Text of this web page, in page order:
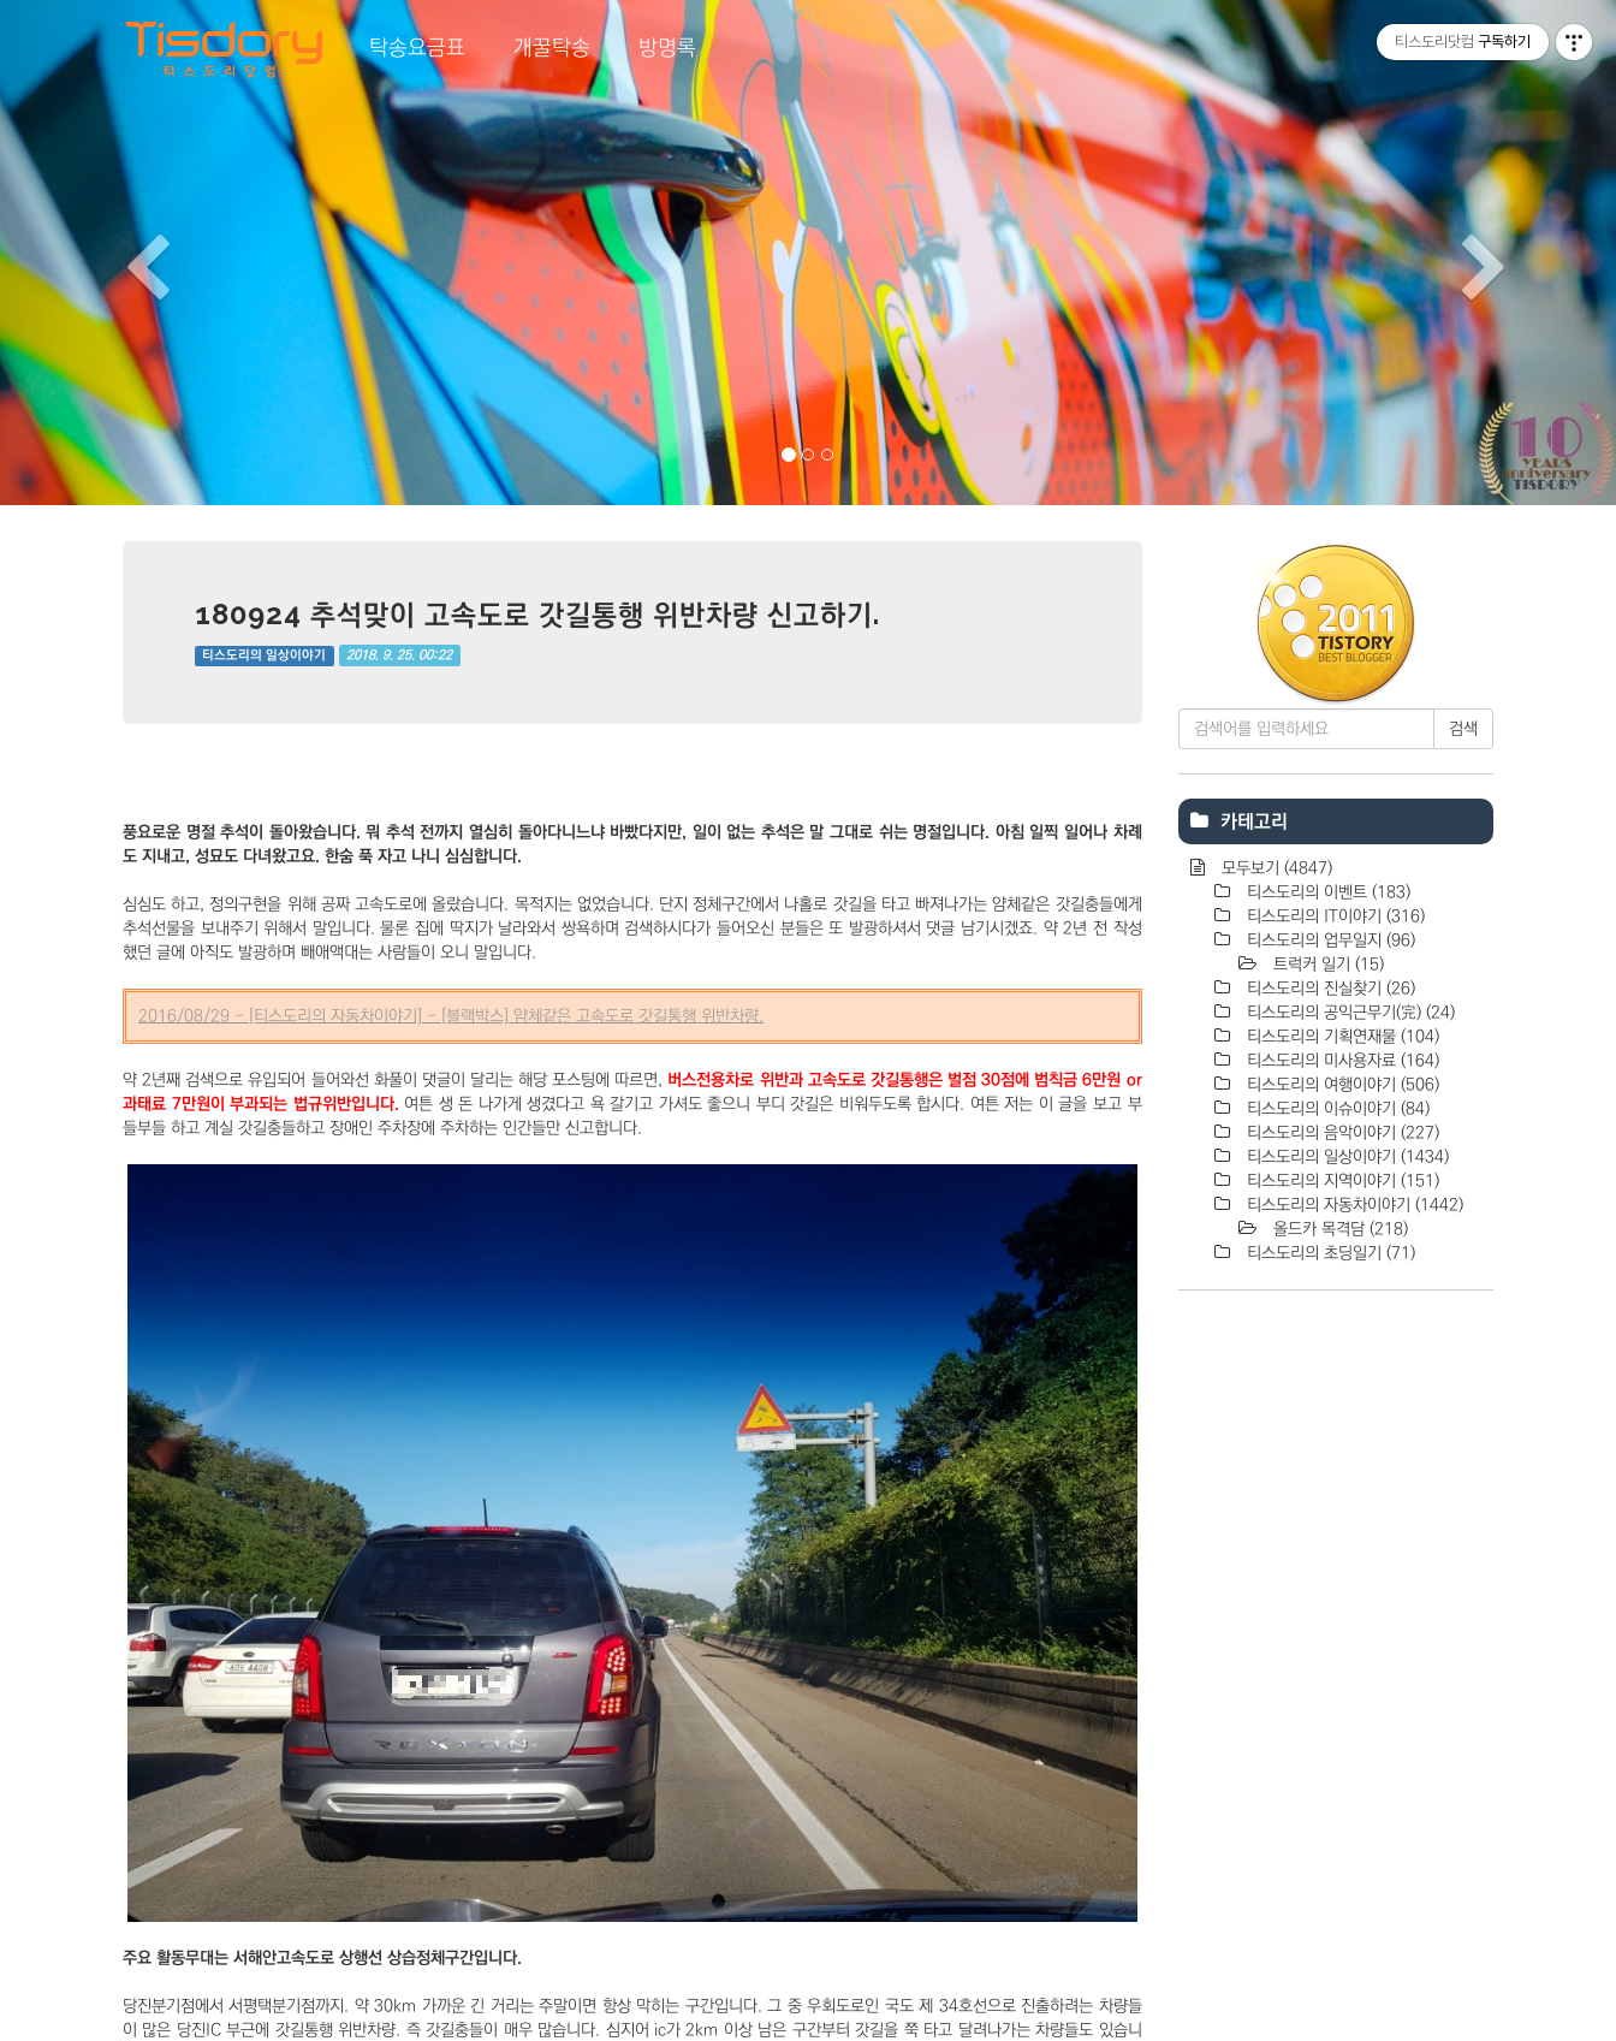
탁송요금표 개꿀탁송 방명록
Previous Next
180924 추석맞이 고속도로 갓길통행 위반차량 신고하기.
티스도리의 일상이야기 2018. 9. 25. 00:22
풍요로운 명절 추석이 돌아왔습니다. 뭐 추석 전까지 열심히 돌아다니느냐 바빴다지만, 일이 없는 추석은 말 그대로 쉬는 명절입니다. 아침 일찍 일어나 차례
도 지내고, 성묘도 다녀왔고요. 한숨 푹 자고 나니 심심합니다.
심심도 하고, 정의구현을 위해 공짜 고속도로에 올랐습니다. 목적지는 없었습니다. 단지 정체구간에서 나홀로 갓길을 타고 빠져나가는 얌체같은 갓길충들에게
추석선물을 보내주기 위해서 말입니다. 물론 집에 딱지가 날라와서 쌍욕하며 검색하시다가 들어오신 분들은 또 발광하셔서 댓글 남기시겠죠. 약 2년 전 작성
했던 글에 아직도 발광하며 빼애액대는 사람들이 오니 말입니다.
2016/08/29 - [티스도리의 자동차이야기] - [블랙박스] 얌체같은 고속도로 갓길통행 위반차량.
약 2년째 검색으로 유입되어 들어와선 화풀이 댓글이 달리는 해당 포스팅에 따르면, 버스전용차로 위반과 고속도로 갓길통행은 벌점 30점에 범칙금 6만원 or
과태료 7만원이 부과되는 법규위반입니다. 여튼 생 돈 나가게 생겼다고 욕 갈기고 가셔도 좋으니 부디 갓길은 비워두도록 합시다. 여튼 저는 이 글을 보고 부
들부들 하고 계실 갓길충들하고 장애인 주차장에 주차하는 인간들만 신고합니다.
주요 활동무대는 서해안고속도로 상행선 상습정체구간입니다.
당진분기점에서 서평택분기점까지. 약 30km 가까운 긴 거리는 주말이면 항상 막히는 구간입니다. 그 중 우회도로인 국도 제 34호선으로 진출하려는 차량들
이 많은 당진IC 부근에 갓길통행 위반차량. 즉 갓길충들이 매우 많습니다. 심지어 ic가 2km 이상 남은 구간부터 갓길을 쭉 타고 달려나가는 차량들도 있습니
검색
카테고리
모두보기 (4847)
티스도리의 이벤트 (183)
티스도리의 IT이야기 (316)
티스도리의 업무일지 (96)
트럭커 일기 (15)
티스도리의 진실찾기 (26)
티스도리의 공익근무기(完) (24)
티스도리의 기획연재물 (104)
티스도리의 미사용자료 (164)
티스도리의 여행이야기 (506)
티스도리의 이슈이야기 (84)
티스도리의 음악이야기 (227)
티스도리의 일상이야기 (1434)
티스도리의 지역이야기 (151)
티스도리의 자동차이야기 (1442)
올드카 목격담 (218)
티스도리의 초딩일기 (71)
티스토리툴바 티스도리닷컴 구독하기